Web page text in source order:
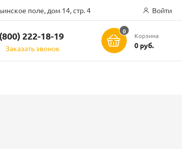
поле, дом 14, стр. 4 Войти
222-18-19
Заказать звонок
0
Корзина
0 руб.